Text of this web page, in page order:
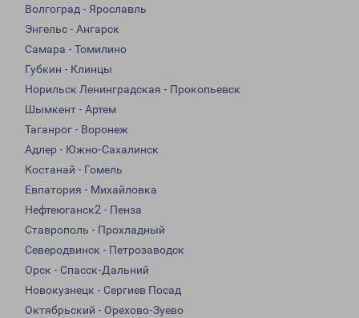
Волгоград - Ярославль
Энгельс - Ангарск
Самара - Томилино
Губкин - Клинцы
Норильск Ленинградская - Прокопьевск
Шымкент - Артем
Таганрог - Воронеж
Адлер - Южно-Сахалинск
Костанай - Гомель
Евпатория - Михайловка
Нефтеюганск2 - Пенза
Ставрополь - Прохладный
Северодвинск - Петрозаводск
Орск - Спасск-Дальний
Новокузнецк - Сергиев Посад
Октябрьский - Орехово-Зуево